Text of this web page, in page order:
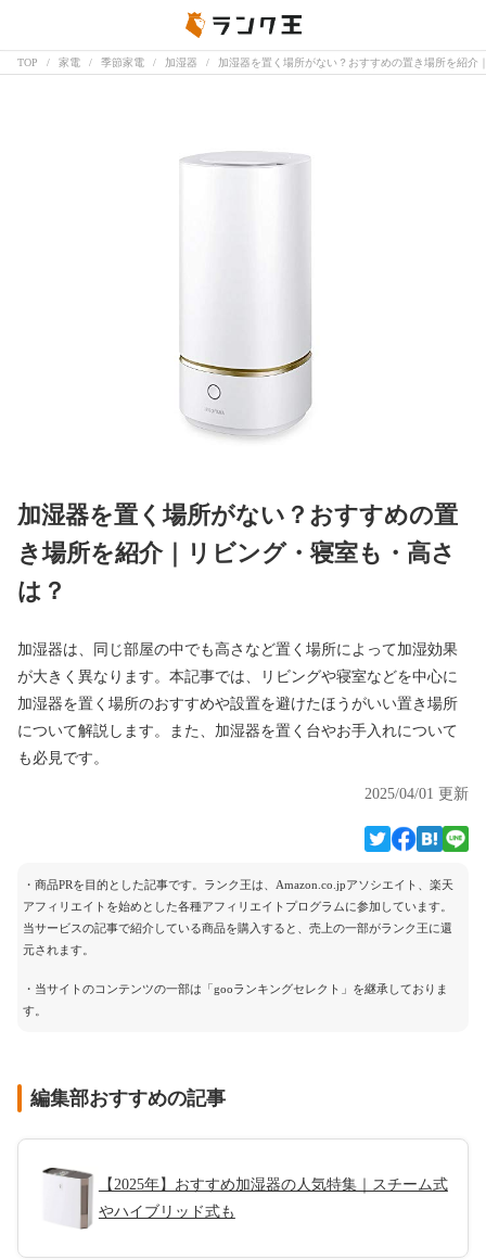
TOP 家電 季節家電 加湿器 加湿器を置く場所がない？おすすめの置き場所を紹介
加湿器を置く場所がない？おすすめの置
き場所を紹介｜リビング・寝室も・高さ
は？
加湿器は、同じ部屋の中でも高さなど置く場所によって加湿効果
が大きく異なります。本記事では、リビングや寝室などを中心に
加湿器を置く場所のおすすめや設置を避けたほうがいい置き場所
について解説します。また、加湿器を置く台やお手入れについて
も必見です。
2025/04/01 更新
・商品PRを目的とした記事です。ランク王は、Amazon.co.jpアソシエイト、楽天
アフィリエイトを始めとした各種アフィリエイトプログラムに参加しています。
当サービスの記事で紹介している商品を購入すると、売上の一部がランク王に還
元されます。
・当サイトのコンテンツの一部は「gooランキングセレクト」を継承しておりま
す。
編集部おすすめの記事
【2025年】おすすめ加湿器の人気特集｜スチーム式
やハイブリッド式も